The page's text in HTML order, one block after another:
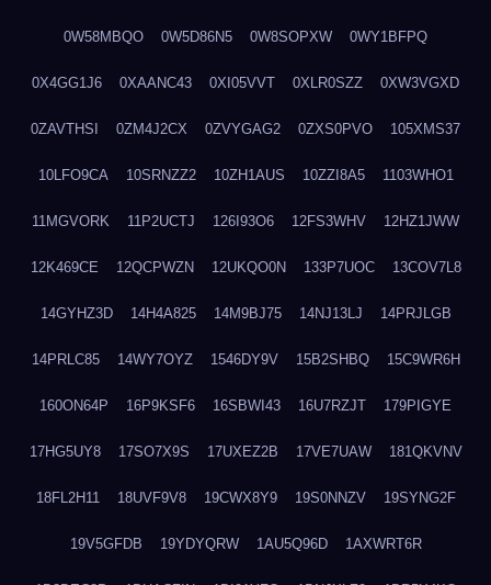
0W58MBQO 0W5D86N5 0W8SOPXW 0WY1BFPQ
0X4GG1J6 0XAANC43 0XI05VVT 0XLR0SZZ 0XW3VGXD
0ZAVTHSI 0ZM4J2CX 0ZVYGAG2 0ZXS0PVO 105XMS37
10LFO9CA 10SRNZZ2 10ZH1AUS 10ZZI8A5 1103WHO1
11MGVORK 11P2UCTJ 126I93O6 12FS3WHV 12HZ1JWW
12K469CE 12QCPWZN 12UKQO0N 133P7UOC 13COV7L8
14GYHZ3D 14H4A825 14M9BJ75 14NJ13LJ 14PRJLGB
14PRLC85 14WY7OYZ 1546DY9V 15B2SHBQ 15C9WR6H
160ON64P 16P9KSF6 16SBWI43 16U7RZJT 179PIGYE
17HG5UY8 17SO7X9S 17UXEZ2B 17VE7UAW 181QKVNV
18FL2H11 18UVF9V8 19CWX8Y9 19S0NNZV 19SYNG2F
19V5GFDB 19YDYQRW 1AU5Q96D 1AXWRT6R